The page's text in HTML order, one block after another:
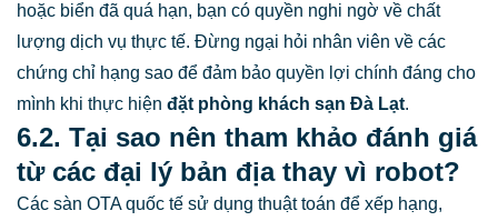
hoặc biển đã quá hạn, bạn có quyền nghi ngờ về chất
lượng dịch vụ thực tế. Đừng ngại hỏi nhân viên về các
chứng chỉ hạng sao để đảm bảo quyền lợi chính đáng cho
mình khi thực hiện đặt phòng khách sạn Đà Lạt.
6.2. Tại sao nên tham khảo đánh giá
từ các đại lý bản địa thay vì robot?
Các sàn OTA quốc tế sử dụng thuật toán để xếp hạng,